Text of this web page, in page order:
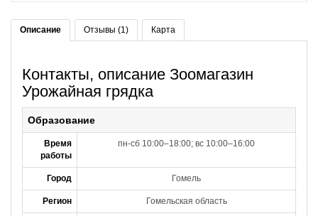
Описание Отзывы (1) Карта
Контакты, описание Зоомагазин
Урожайная грядка
Образование
Время
работы
пн-сб 10:00–18:00; вс 10:00–16:00
Город Гомель
Регион Гомельская область